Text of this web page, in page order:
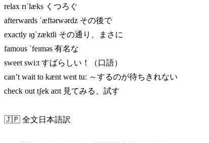
relax rɪˈlæks くつろぐ
afterwards ˈæftərwərdz その後で
exactly ɪɡˈzæktli その通り、まさに
famous ˈfeɪməs 有名な
sweet swiːt すばらしい！（口語）
can’t wait to kænt weɪt tuː ～するのが待ちきれない
check out tʃek aʊt 見てみる、試す
🇯🇵 全文日本語訳